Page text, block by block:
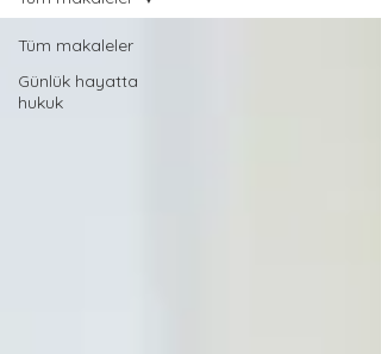
Tüm makaleler
Günlük hayatta
hukuk